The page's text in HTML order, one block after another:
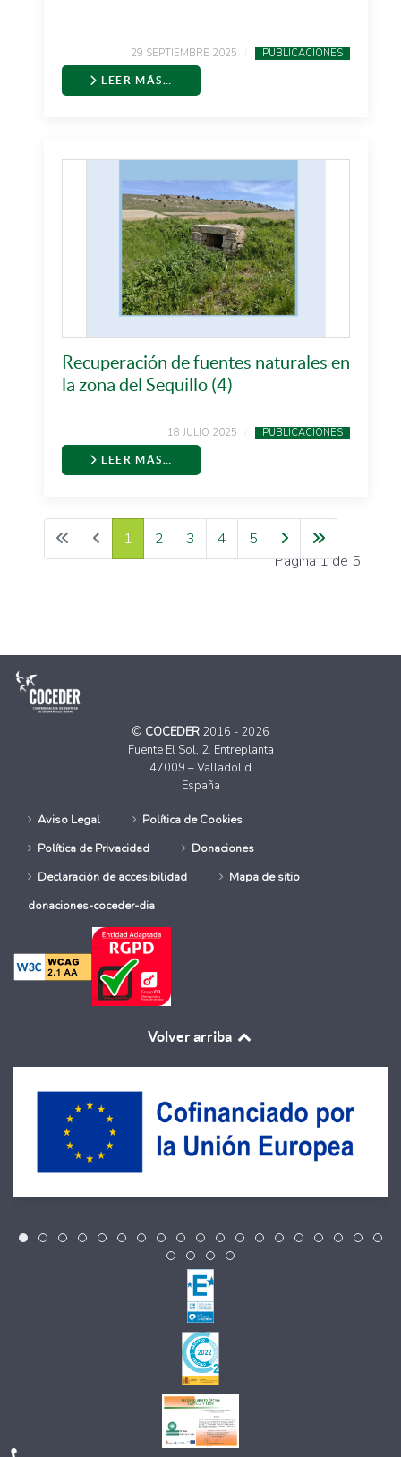
29 SEPTIEMBRE 2025 PUBLICACIONES
LEER MÁS…
Recuperación de fuentes naturales en
la zona del Sequillo (4)
18 JULIO 2025 PUBLICACIONES
LEER MÁS…
Página 1 de 5
1 2 3 4 5
© COCEDER 2016 - 2026
Fuente El Sol, 2. Entreplanta
47009 – Valladolid
España
Aviso Legal
Política de Cookies
Política de Privacidad
Donaciones
Declaración de accesibilidad
Mapa de sitio
donaciones-coceder-dia
Volver arriba